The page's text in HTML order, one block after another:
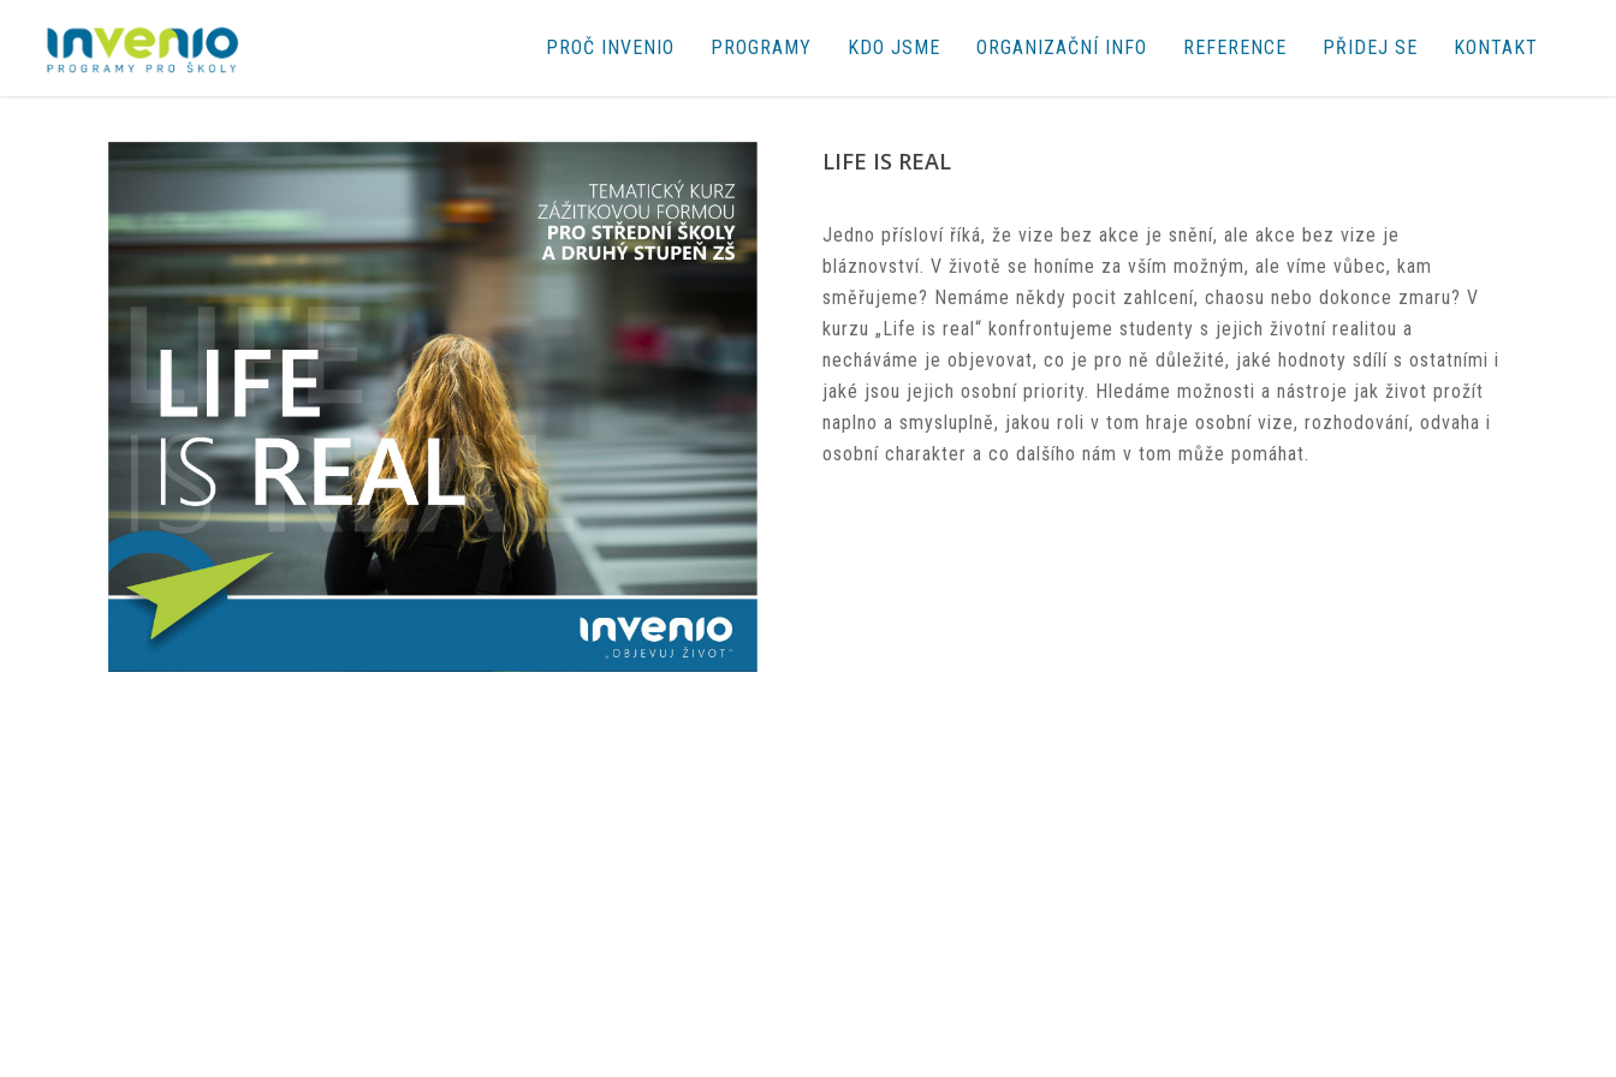
PROČ INVENIO PROGRAMY KDO JSME ORGANIZAČNÍ INFO REFERENCE PŘIDEJ SE KONTAKT
LIFE IS REAL
Jedno přísloví říká, že vize bez akce je snění, ale akce bez vize je
bláznovství. V životě se honíme za vším možným, ale víme vůbec, kam
směřujeme? Nemáme někdy pocit zahlcení, chaosu nebo dokonce zmaru? V
kurzu „Life is real“ konfrontujeme studenty s jejich životní realitou a
necháváme je objevovat, co je pro ně důležité, jaké hodnoty sdílí s ostatními i
jaké jsou jejich osobní priority. Hledáme možnosti a nástroje jak život prožít
naplno a smysluplně, jakou roli v tom hraje osobní vize, rozhodování, odvaha i
osobní charakter a co dalšího nám v tom může pomáhat.